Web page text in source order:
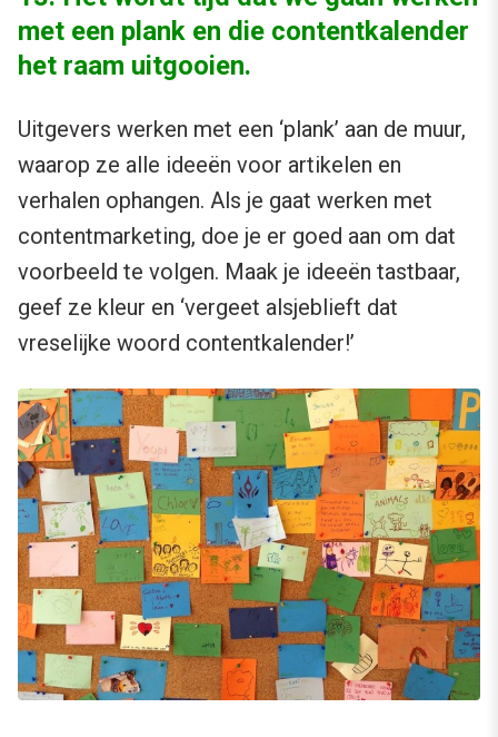
met een plank en die contentkalender
het raam uitgooien.
Uitgevers werken met een ‘plank’ aan de muur,
waarop ze alle ideeën voor artikelen en
verhalen ophangen. Als je gaat werken met
contentmarketing, doe je er goed aan om dat
voorbeeld te volgen. Maak je ideeën tastbaar,
geef ze kleur en ‘vergeet alsjeblieft dat
vreselijke woord contentkalender!’